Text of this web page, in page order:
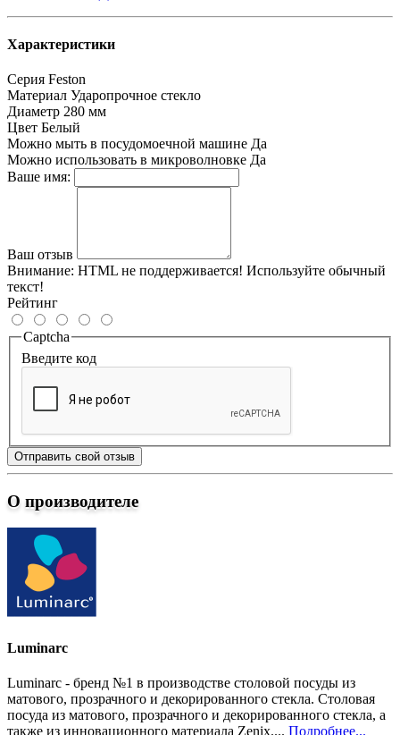
Характеристики
Серия Feston
Материал Ударопрочное стекло
Диаметр 280 мм
Цвет Белый
Можно мыть в посудомоечной машине Да
Можно использовать в микроволновке Да
Ваше имя:
Ваш отзыв
Внимание: HTML не поддерживается! Используйте обычный
текст!
Рейтинг
Captcha
Введите код
Отправить свой отзыв
О производителе
Luminarc
Luminarc - бренд №1 в производстве столовой посуды из
матового, прозрачного и декорированного стекла. Столовая
посуда из матового, прозрачного и декорированного стекла, а
также из инновационного материала Zenix.... Подробнее...